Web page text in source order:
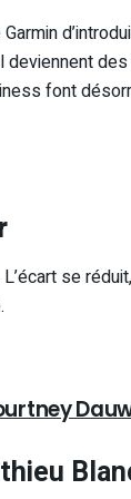
font
se